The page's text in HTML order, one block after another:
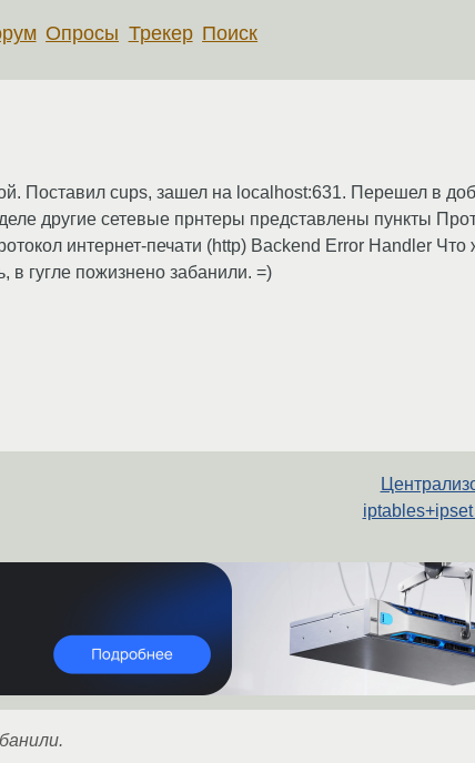
Опросы Трекер Поиск
Поставил cups, зашел на localhost:631. Перешел в
другие сетевые прнтеры представлены пункты
интернет-печати (http) Backend Error Handler
гугле пожизнено забанили. =)